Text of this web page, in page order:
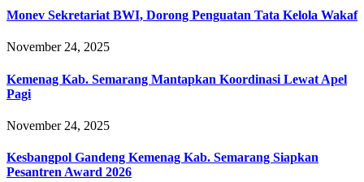
Monev Sekretariat BWI, Dorong Penguatan Tata Kelola Wakaf
November 24, 2025
Kemenag Kab. Semarang Mantapkan Koordinasi Lewat Apel
Pagi
November 24, 2025
Kesbangpol Gandeng Kemenag Kab. Semarang Siapkan
Pesantren Award 2026